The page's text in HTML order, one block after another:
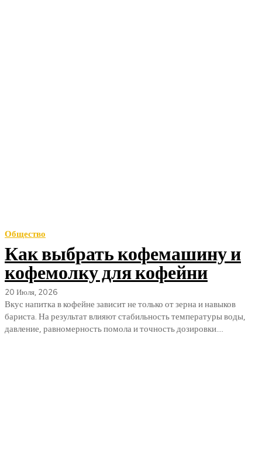
Общество
Как выбрать кофемашину и
кофемолку для кофейни
20 Июля, 2026
Вкус напитка в кофейне зависит не только от зерна и навыков
бариста. На результат влияют стабильность температуры воды,
давление, равномерность помола и точность дозировки....